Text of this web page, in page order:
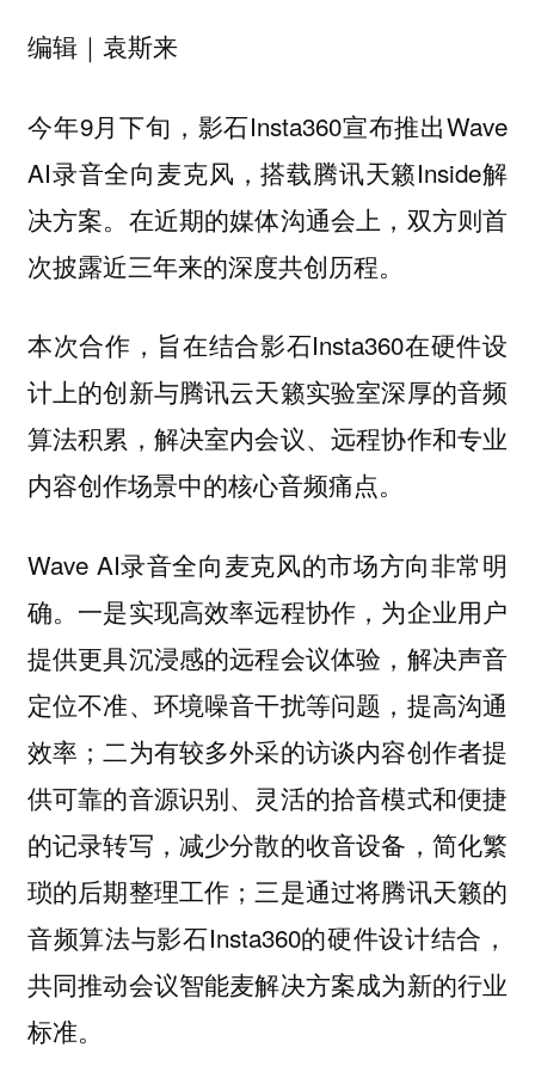
编辑｜袁斯来
今年9月下旬，影石Insta360宣布推出Wave
AI录音全向麦克风，搭载腾讯天籁Inside解
决方案。在近期的媒体沟通会上，双方则首
次披露近三年来的深度共创历程。
本次合作，旨在结合影石Insta360在硬件设
计上的创新与腾讯云天籁实验室深厚的音频
算法积累，解决室内会议、远程协作和专业
内容创作场景中的核心音频痛点。
Wave AI录音全向麦克风的市场方向非常明
确。一是实现高效率远程协作，为企业用户
提供更具沉浸感的远程会议体验，解决声音
定位不准、环境噪音干扰等问题，提高沟通
效率；二为有较多外采的访谈内容创作者提
供可靠的音源识别、灵活的拾音模式和便捷
的记录转写，减少分散的收音设备，简化繁
琐的后期整理工作；三是通过将腾讯天籁的
音频算法与影石Insta360的硬件设计结合，
共同推动会议智能麦解决方案成为新的行业
标准。